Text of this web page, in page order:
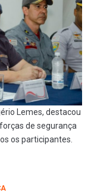
Lemes, destacou
de segurança
os participantes.